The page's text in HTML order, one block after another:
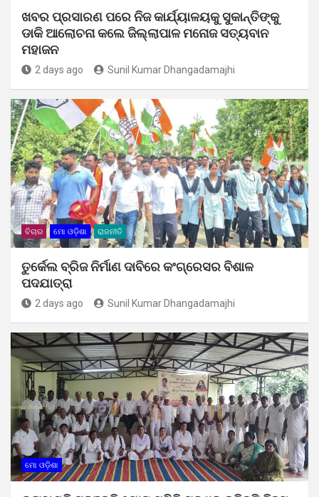
ଖବର ପ୍ରସାରଣ ପରେ ନିଜ କାର୍ଯ୍ୟାଳୟକୁ ସୁକାନ୍ତିଙ୍କୁ
ଡାକି ଆଲୋଚନା କଲେ ଜିଲ୍ଲାପାଳ ମନୋଜ ସତ୍ୟବାନ
ମହାଜନ
2 days ago Sunil Kumar Dhangadamajhi
ବିଚାର ମୋ ଓଡ଼ିଶା ରାଜନୀତି
ତୁର୍କେଲ ବ୍ରିଜ ନିର୍ମାଣ ଦାବିରେ କଂଗ୍ରେସର ବିଶାଳ
ପଦଯାତ୍ରା
2 days ago Sunil Kumar Dhangadamajhi
ମୋ ଓଡ଼ିଶା